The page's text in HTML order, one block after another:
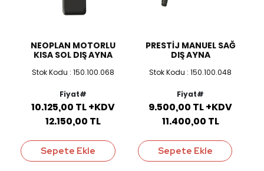
NEOPLAN MOTORLU
KISA SOL DIŞ AYNA
Stok Kodu : 150.100.068
Fiyat#
10.125,00 TL +KDV
12.150,00 TL
Sepete Ekle
PRESTİJ MANUEL SAĞ
DIŞ AYNA
Stok Kodu : 150.100.048
Fiyat#
9.500,00 TL +KDV
11.400,00 TL
Sepete Ekle